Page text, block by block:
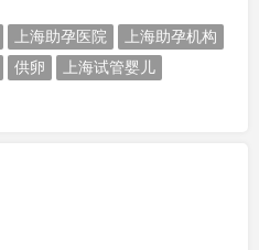
上海助孕医院
上海助孕机构
供卵
上海试管婴儿